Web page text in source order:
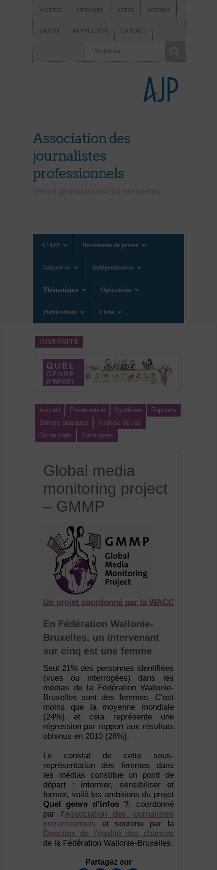
ACCUEIL ANNUAIRE ACTUS AGENDA
EMPLOI NEWSLETTER CONTACT
Association des
journalistes
professionnels
L’AJP Documents de presse
Salarié·es Indépendant·es
Thématiques Opérations
Publications Liens
DIVERSITÉ
Accueil Présentation Synthèse
Rapports
Bonnes pratiques
Analyse de cas
On en parle
Partenaires
Global media
monitoring project
– GMMP
Un projet coordonné par la WACC
En Fédération Wallonie-
Bruxelles, un intervenant
sur cinq est une femme
Seul 21% des personnes identifiées
(vues ou interrogées) dans les
médias de la Fédération Wallonie-
Bruxelles sont des femmes. C’est
moins que la moyenne mondiale
(24%) et cela représente une
régression par rapport aux résultats
obtenus en 2010 (28%).
Le constat de cette sous-
représentation des femmes dans
les médias constitue un point de
départ : informer, sensibiliser et
former, voilà les ambitions du projet
Quel genre d’infos ?, coordonné
par l’Association des journalistes
professionnels et soutenu par la
Direction de l’égalité des chances
de la Fédération Wallonie-Bruxelles.
Partagez sur